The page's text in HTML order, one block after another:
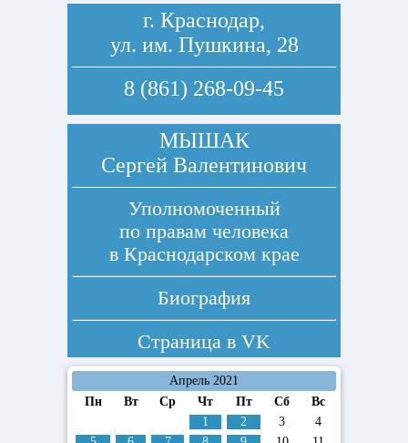
г. Краснодар,
ул. им. Пушкина, 28
8 (861) 268-09-45
МЫШАК
Сергей Валентинович
Уполномоченный
по правам человека
в Краснодарском крае
Биография
Страница в VK
Апрель 2021
Пн
Вт Ср Чт Пт Сб
Вс
1
2 3
4